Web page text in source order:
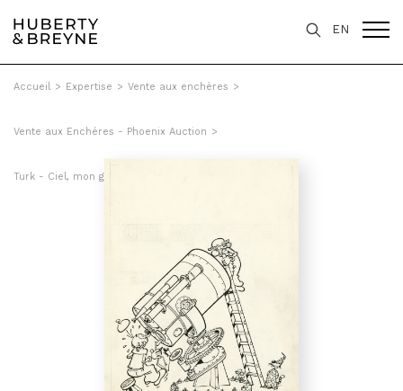
EN
Accueil > Expertise > Vente aux enchères >
Vente aux Enchéres - Phoenix Auction >
Turk - Ciel, mon génie, Tome 20